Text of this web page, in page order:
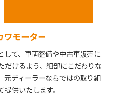
ワモーター
して、車両整備や中古車販売に
だけるよう、細部にこだわりな
元ディーラーならではの取り組
供いたします。